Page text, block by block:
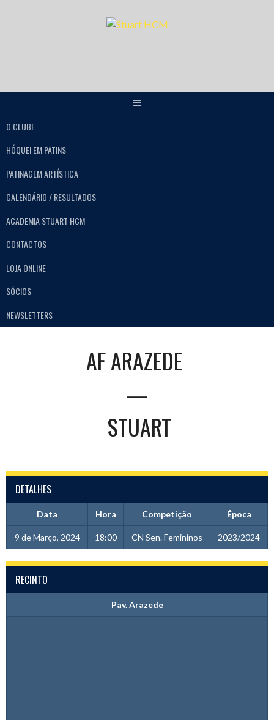
O CLUBE
HÓQUEI EM PATINS
PATINAGEM ARTÍSTICA
CALENDÁRIO / RESULTADOS
ACADEMIA STUART HCM
CONTACTOS
LOJA ONLINE
SÓCIOS
NEWSLETTERS
AF ARAZEDE
—
STUART
DETALHES
Data Hora Competição Época
9 de Março, 2024 18:00 CN Sen. Femininos 2023/2024
RECINTO
Pav. Arazede